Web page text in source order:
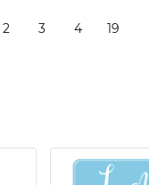
2 3 4 19